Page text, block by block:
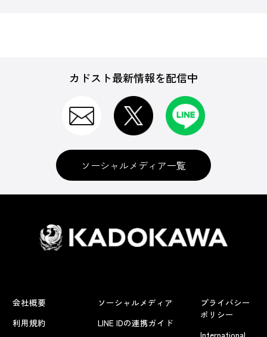
カドスト最新情報を配信中
ソーシャルメディア一覧
会社概要
利用規約
ソーシャルメディア
LINE IDの連携ガイド
プライバシー
ポリシー
International